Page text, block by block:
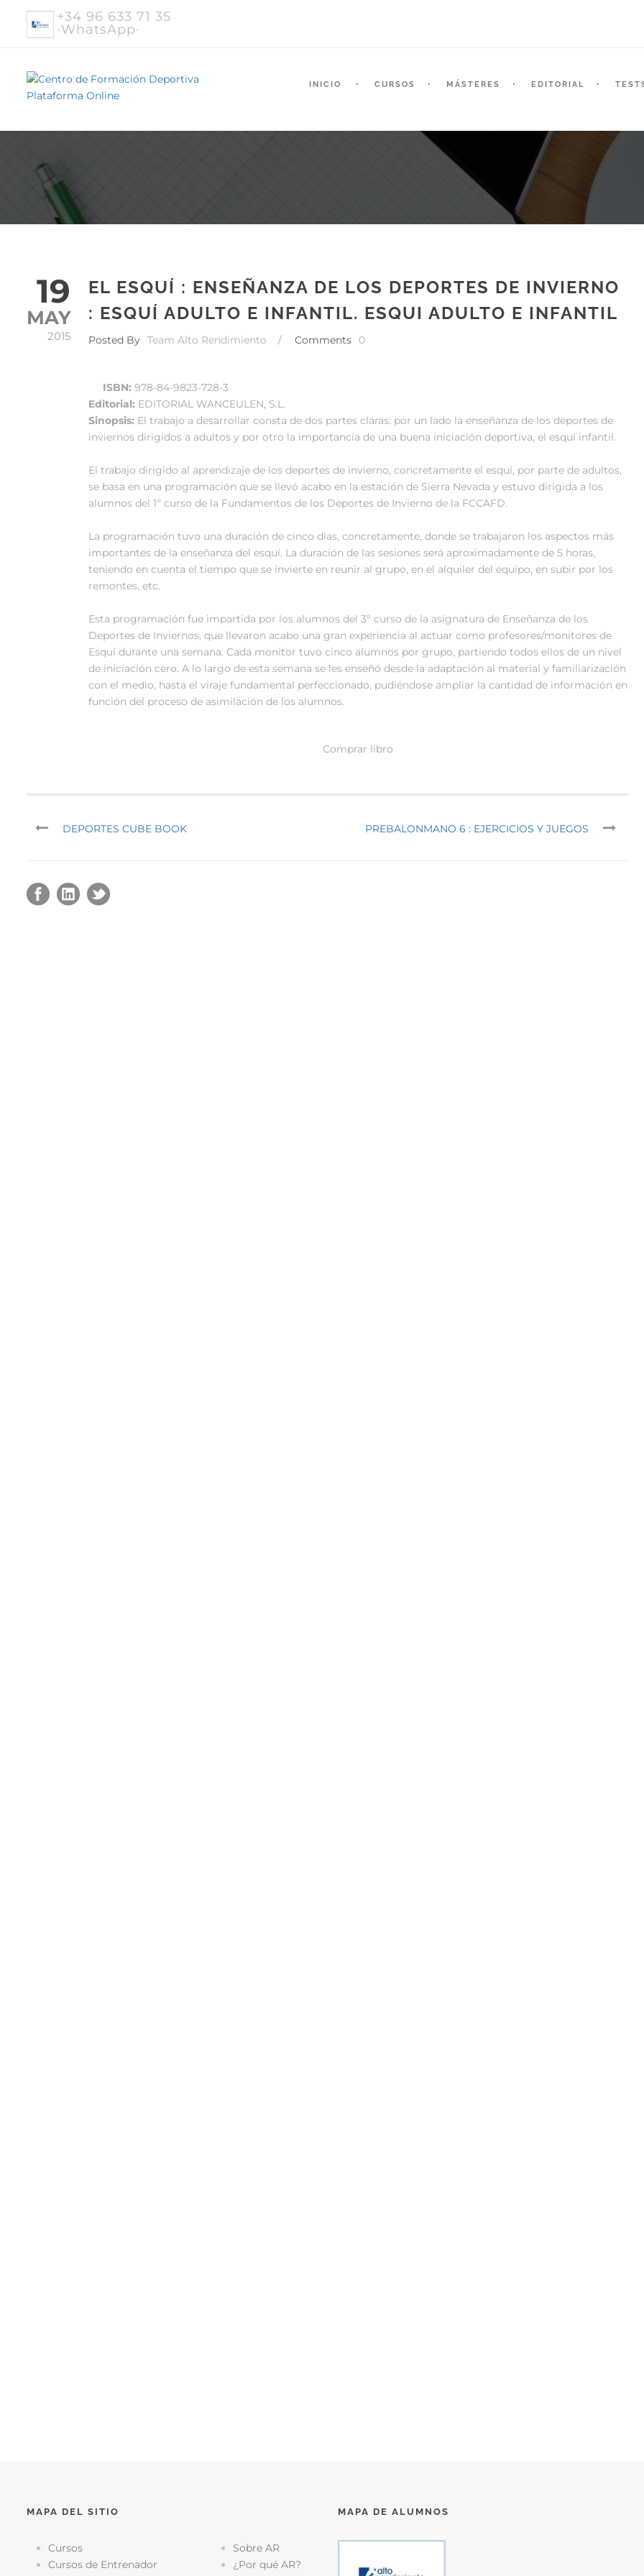
+34 96 633 71 35
·WhatsApp·
INICIO CURSOS MÁSTERES EDITORIAL
19
MAY
2015
EL ESQUÍ : ENSEÑANZA DE LOS DEPORTES DE INVIERNO
: ESQUÍ ADULTO E INFANTIL. ESQUI ADULTO E INFANTIL
Posted By Team Alto Rendimiento / Comments 0
ISBN: 978-84-9823-728-3
Editorial: EDITORIAL WANCEULEN, S.L.
Sinopsis: El trabajo a desarrollar consta de dos partes claras: por un lado la enseñanza de los deportes de
inviernos dirigidos a adultos y por otro la importancia de una buena iniciación deportiva, el esquí infantil.
El trabajo dirigido al aprendizaje de los deportes de invierno, concretamente el esquí, por parte de adultos,
se basa en una programación que se llevó acabo en la estación de Sierra Nevada y estuvo dirigida a los
alumnos del 1º curso de la Fundamentos de los Deportes de Invierno de la FCCAFD.
La programación tuvo una duración de cinco días, concretamente, donde se trabajaron los aspectos más
importantes de la enseñanza del esquí. La duración de las sesiones será aproximadamente de 5 horas,
teniendo en cuenta el tiempo que se invierte en reunir al grupo, en el alquiler del equipo, en subir por los
remontes, etc.
Esta programación fue impartida por los alumnos del 3º curso de la asignatura de Enseñanza de los
Deportes de Inviernos, que llevaron acabo una gran experiencia al actuar como profesores/monitores de
Esquí durante una semana. Cada monitor tuvo cinco alumnos por grupo, partiendo todos ellos de un nivel
de iniciación cero. A lo largo de esta semana se les enseñó desde la adaptación al material y familiarización
con el medio, hasta el viraje fundamental perfeccionado, pudiéndose ampliar la cantidad de información en
función del proceso de asimilación de los alumnos.
Comprar libro
DEPORTES CUBE BOOK PREBALONMANO 6 : EJERCICIOS Y JUEGOS
MAPA DEL SITIO
Cursos
Cursos de Entrenador
Sobre AR
¿Por qué AR?
MAPA DE ALUMNOS